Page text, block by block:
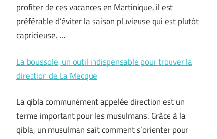
profiter de ces vacances en Martinique, il est
préférable d’éviter la saison pluvieuse qui est plutôt
capricieuse. …
La boussole, un outil indispensable pour trouver la
direction de La Mecque
La qibla communément appelée direction est un
terme important pour les musulmans. Grâce à la
qibla, un musulman sait comment s’orienter pour